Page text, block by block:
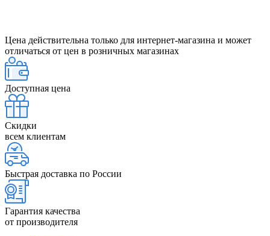
Цена действительна только для интернет-магазина и может
отличаться от цен в розничных магазинах
Доступная цена
Скидки
всем клиентам
Быстрая доставка по России
Гарантия качества
от производителя